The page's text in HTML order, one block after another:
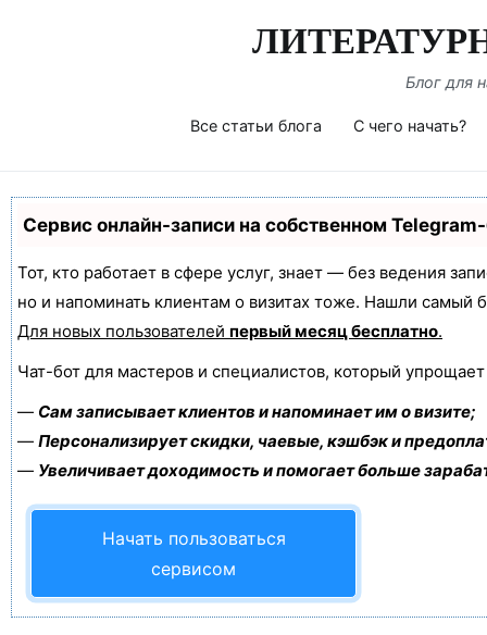
Блог для
Все статьи блога С чего начать?
Сервис онлайн-записи на собственном
Тот, кто работает в сфере услуг, знает — без ведения
но и напоминать клиентам о визитах тоже. Нашли
Для новых пользователей первый месяц бесплатно.
Чат-бот для мастеров и специалистов, который
— Сам записывает клиентов и напоминает им о визите;
— Персонализирует скидки, чаевые, кэшбэк и
— Увеличивает доходимость и помогает больше
Начать пользоваться
сервисом